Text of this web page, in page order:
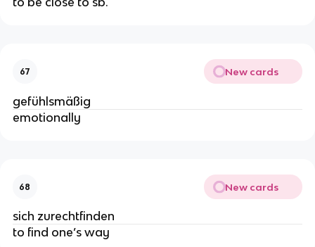
67 New cards
gefühlsmäßig
emotionally
68 New cards
sich zurechtfinden
to find one’s way